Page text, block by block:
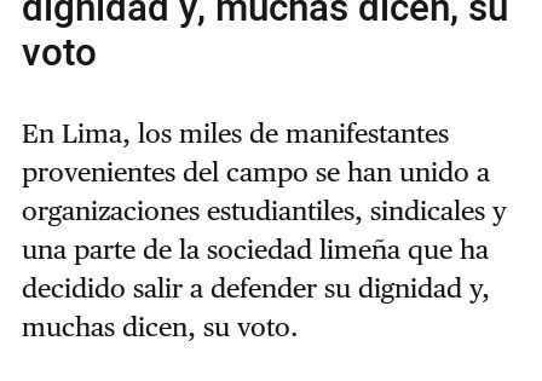
voto
En Lima, los miles de manifestantes
provenientes del campo se han unido a
organizaciones estudiantiles, sindicales y
una parte de la sociedad limeña que ha
decidido salir a defender su dignidad y,
muchas dicen, su voto.